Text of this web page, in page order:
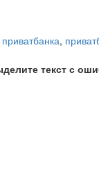
,
текст с